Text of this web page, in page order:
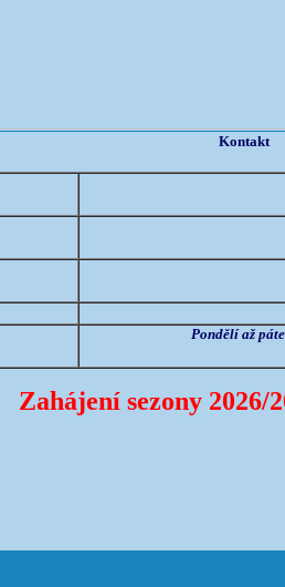
Kontakt
Pondělí až
Zahájení sezony 2026/